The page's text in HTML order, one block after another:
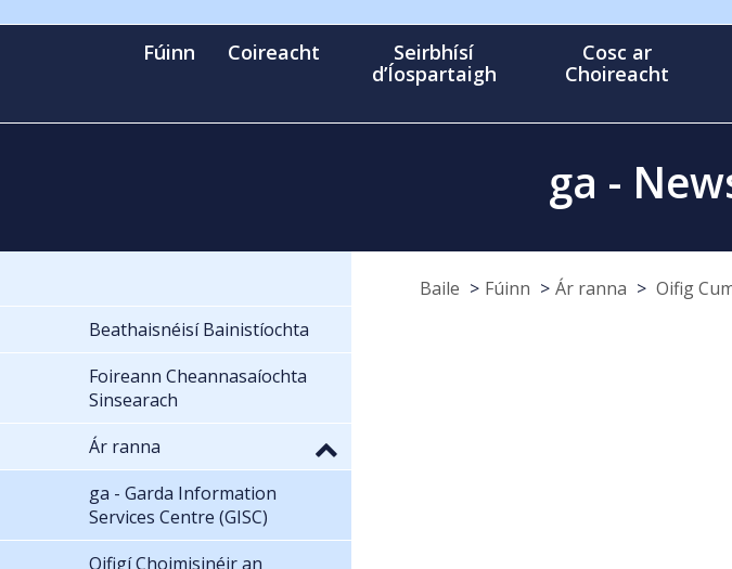
Fúinn Coireacht
Seirbhísí
d’Íospartaigh
Cosc ar
Choireacht
ga -
Baile Fúinn Ár ranna Oifig
Beathaisnéisí Bainistíochta
Foireann Cheannasaíochta
Sinsearach
Ár ranna
ga - Garda Information
Services Centre (GISC)
Oifigí Choimisinéir an